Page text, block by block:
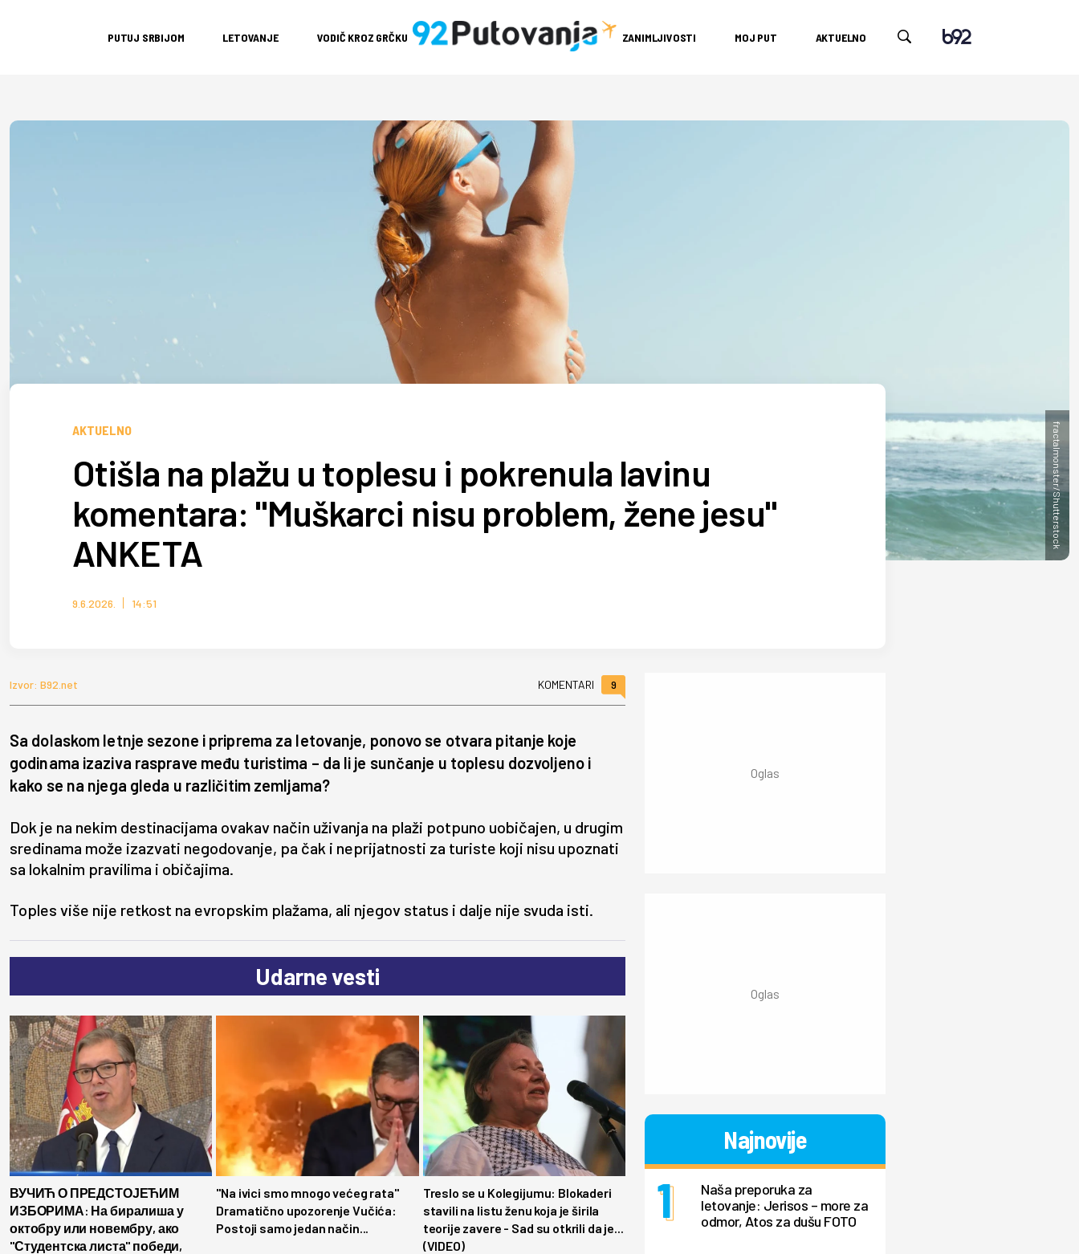
PUTUJ SRBIJOM LETOVANJE VODIČ KROZ GRČKU ZANIMLJIVOSTI MOJ PUT AKTUELNO
fractalmonster/Shutterstock
AKTUELNO
Otišla na plažu u toplesu i pokrenula lavinu
komentara: "Muškarci nisu problem, žene jesu"
ANKETA
9.6.2026. 14:51
Izvor: B92.net KOMENTARI 9
Sa dolaskom letnje sezone i priprema za letovanje, ponovo se otvara pitanje koje
godinama izaziva rasprave među turistima – da li je sunčanje u toplesu dozvoljeno i
kako se na njega gleda u različitim zemljama?
Dok je na nekim destinacijama ovakav način uživanja na plaži potpuno uobičajen, u drugim
sredinama može izazvati negodovanje, pa čak i neprijatnosti za turiste koji nisu upoznati
sa lokalnim pravilima i običajima.
Toples više nije retkost na evropskim plažama, ali njegov status i dalje nije svuda isti.
Udarne vesti
ВУЧИЋ О ПРЕДСТОЈЕЋИМ
ИЗБОРИМА: На биралиша у
октобру или новембру, ако
"Студентска листа" победи,
"Na ivici smo mnogo većeg rata"
Dramatično upozorenje Vučića:
Postoji samo jedan način...
Treslo se u Kolegijumu: Blokaderi
stavili na listu ženu koja je širila
teorije zavere - Sad su otkrili da je...
(VIDEO)
Najnovije
Naša preporuka za
letovanje: Jerisos – more za
odmor, Atos za dušu FOTO